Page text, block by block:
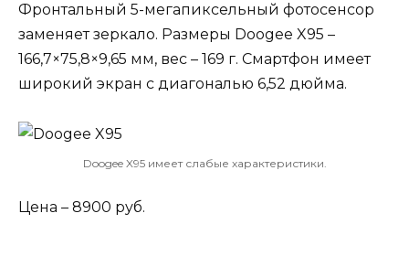
Фронтальный 5-мегапиксельный фотосенсор
заменяет зеркало. Размеры Doogee X95 –
166,7×75,8×9,65 мм, вес – 169 г. Смартфон имеет
широкий экран с диагональю 6,52 дюйма.
Doogee X95 имеет слабые характеристики.
Цена – 8900 руб.